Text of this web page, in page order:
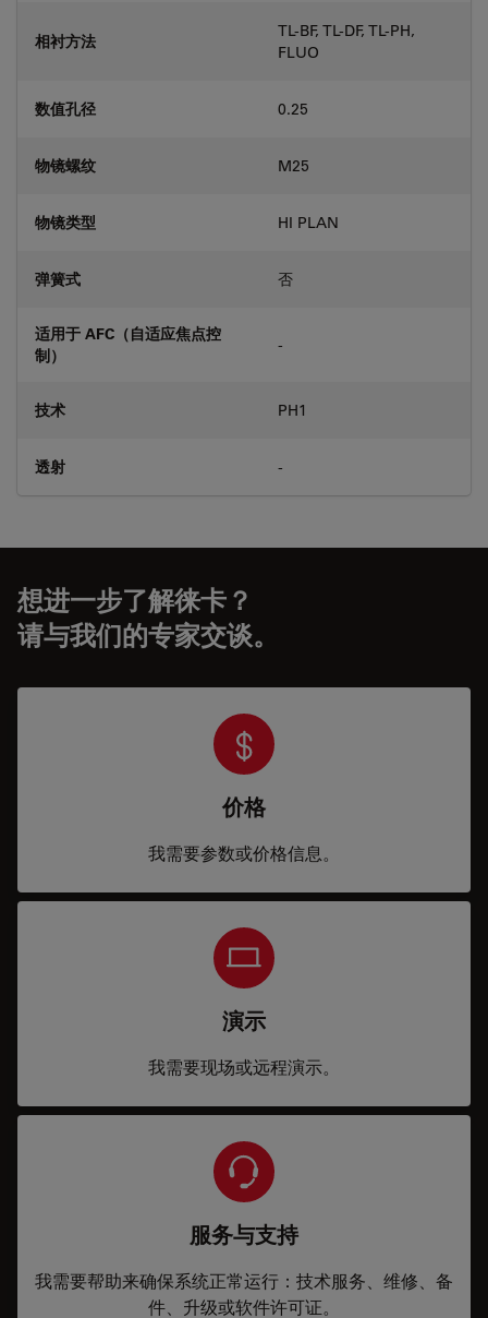
相衬方法
TL-BF, TL-DF, TL-PH,
FLUO
数值孔径 0.25
物镜螺纹 M25
物镜类型 HI PLAN
弹簧式 否
适用于 AFC（自适应焦点控
制）
-
技术 PH1
透射 -
想进一步了解徕卡？
请与我们的专家交谈。
价格
我需要参数或价格信息。
演示
我需要现场或远程演示。
服务与支持
我需要帮助来确保系统正常运行：技术服务、维修、备
件、升级或软件许可证。